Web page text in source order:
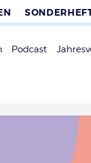
Podcast